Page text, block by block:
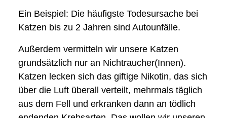
Ein Beispiel: Die häufigste Todesursache bei
Katzen bis zu 2 Jahren sind Autounfälle.
Außerdem vermitteln wir unsere Katzen
grundsätzlich nur an Nichtraucher(Innen).
Katzen lecken sich das giftige Nikotin, das sich
über die Luft überall verteilt, mehrmals täglich
aus dem Fell und erkranken dann an tödlich